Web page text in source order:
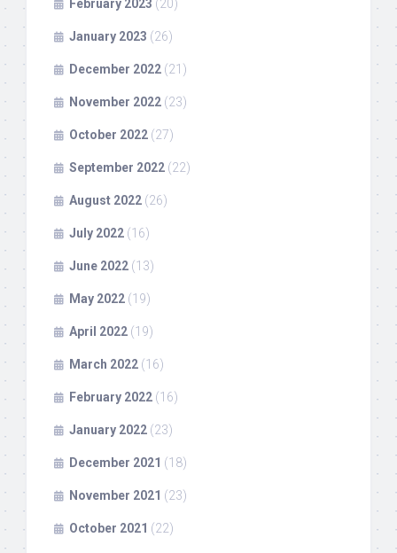
February 2023 (20)
January 2023 (26)
December 2022 (21)
November 2022 (23)
October 2022 (27)
September 2022 (22)
August 2022 (26)
July 2022 (16)
June 2022 (13)
May 2022 (19)
April 2022 (19)
March 2022 (16)
February 2022 (16)
January 2022 (23)
December 2021 (18)
November 2021 (23)
October 2021 (22)